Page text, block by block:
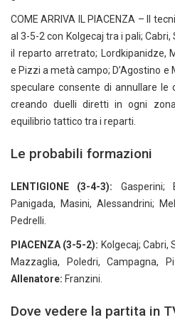
COME ARRIVA IL PIACENZA – Il
al 3-5-2 con Kolgecaj tra i pali;
il reparto arretrato; Lordkipanidze,
e Pizzi a metà campo; D’Agostino e
speculare consente di annullare le
creando duelli diretti in ogni
equilibrio tattico tra i reparti.
Le probabili formazioni
LENTIGIONE (3-4-3): Gasperini;
Panigada, Masini, Alessandrini;
Pedrelli.
PIACENZA (3-5-2): Kolgecaj; Cabri,
Mazzaglia, Poledri, Campagna,
Allenatore: Franzini.
Dove vedere la partita in